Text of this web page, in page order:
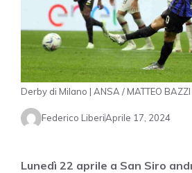
Derby di Milano | ANSA / MATTEO
Federico LiberiAprile 17, 2024
Lunedì 22 aprile a San Siro